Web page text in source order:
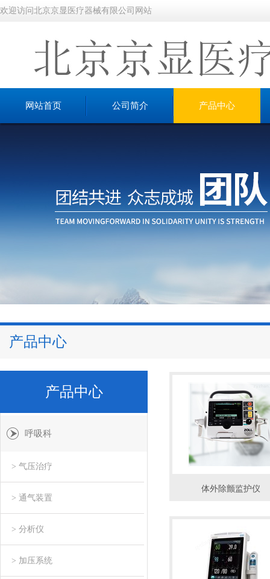
欢迎访问北京京显医疗器械有限公司网站
网站首页 公司简介 产品中心
产品中心
产品中心
呼吸科
> 气压治疗
> 通气装置
> 分析仪
> 加压系统
体外除颤监护仪